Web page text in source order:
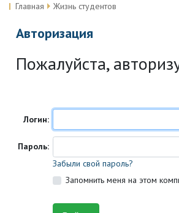
Главная Жизнь студентов
Авторизация
Пожалуйста,
Логин:
Пароль:
Забыли свой пароль?
Запомнить меня на этом